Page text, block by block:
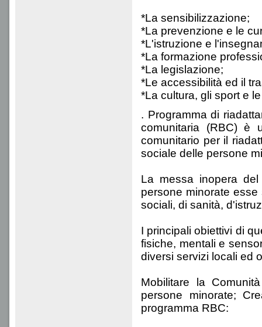
*La sensibilizzazione;
*La prevenzione e le
*L'istruzione e
*La formazione
*La legislazione;
*Le accessibilità ed il
*La cultura, gli sport e
. Programma di
comunitaria (RBC) è
comunitario per il
sociale delle persone
La messa inopera
persone minorate
sociali, di sanità,
I principali obiettivi di
fisiche, mentali e
diversi servizi locali ed
Mobilitare la
persone minorate;
programma RBC: